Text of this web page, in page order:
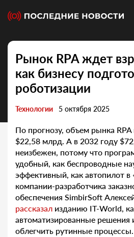
Рынок RPA ждет
как бизнесу
роботизации
Технологии 5 октября 2025
По прогнозу, объем рынка RPA
$22,58 млрд. А в 2032 году
неизбежен, потому что
удобный, как беспроводные
эффективный, как автопилот в
компании-разработчика
обеспечения SimbirSoft
рассказал изданию IT-World,
автоматизированные решения
облегчить рутинные процессы.